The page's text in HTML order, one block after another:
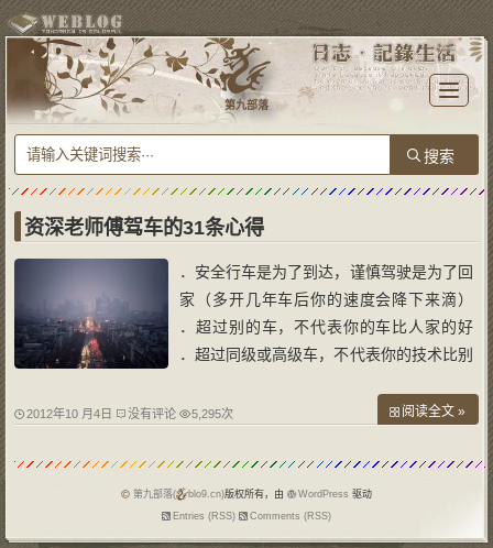
T
o
l
e
n
i
n
第九部落
资深老师傅驾车的31条心得
．安全行车是为了到达，谨慎驾驶是为了回
家（多开几年车后你的速度会降下来滴）
．超过别的车，不代表你的车比人家的好
．超过同级或高级车，不代表你的技术比别
表在下一个路口你可以不排队； ．飙车与
（已经有很多人到站了）； ．遇拥堵时，
2012年10 月4日 没有评论 5,295次 阅读全文 »
第九部落( blo9.cn)版权所有，由 WordPress 驱动
Entries (RSS)
Comments (RSS)